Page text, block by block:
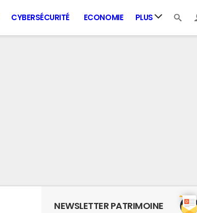
CYBERSÉCURITÉ ECONOMIE PLUS
NEWSLETTER PATRIMOINE